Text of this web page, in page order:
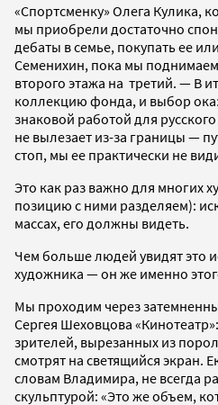
«Спортсменку» Олега Кулика,
мы приобрели достаточно
дебаты в семье, покупать ее
Семенихин, пока мы
второго этажа на третий. — В
коллекцию фонда, и выбор
знаковой работой для русского
не вылезает из-за границы —
стоп, мы ее практически не
Это как раз важно для многих
позицию с ними разделяем):
массах, его должны видеть.
Чем больше людей увидят это
художника — он же именно
Мы проходим через
Сергея Шеховцова
зрителей, вырезанных из
смотрят на светящийся экран.
словам Владимира, не всегда
скульптурой: «Это же объем,